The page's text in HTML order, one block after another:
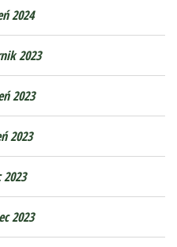
2024
2023
2023
2023
2023